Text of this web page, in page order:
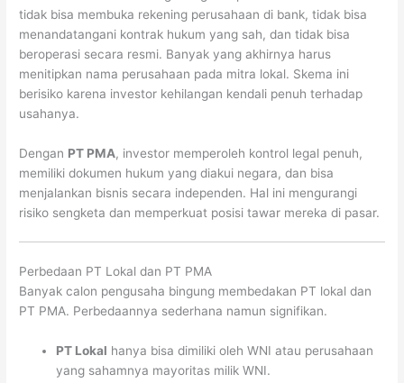
tidak bisa membuka rekening perusahaan di bank, tidak bisa
menandatangani kontrak hukum yang sah, dan tidak bisa
beroperasi secara resmi. Banyak yang akhirnya harus
menitipkan nama perusahaan pada mitra lokal. Skema ini
berisiko karena investor kehilangan kendali penuh terhadap
usahanya.
Dengan PT PMA, investor memperoleh kontrol legal penuh,
memiliki dokumen hukum yang diakui negara, dan bisa
menjalankan bisnis secara independen. Hal ini mengurangi
risiko sengketa dan memperkuat posisi tawar mereka di pasar.
Perbedaan PT Lokal dan PT PMA
Banyak calon pengusaha bingung membedakan PT lokal dan
PT PMA. Perbedaannya sederhana namun signifikan.
PT Lokal hanya bisa dimiliki oleh WNI atau perusahaan
yang sahamnya mayoritas milik WNI.